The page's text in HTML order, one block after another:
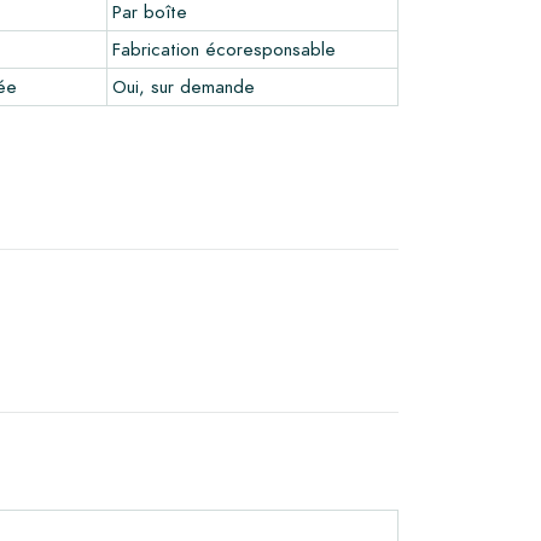
Par boîte
Fabrication écoresponsable
Oui, sur demande